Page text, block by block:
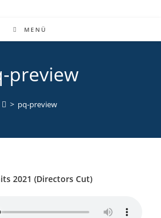
MENÜ
preview
> pq-preview
2021 (Directors Cut)